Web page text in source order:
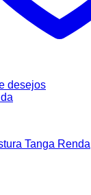
desejos
Tanga Renda